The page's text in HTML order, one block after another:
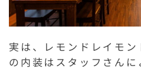
実は、レモンドレイモ
の内装はスタッフさんに